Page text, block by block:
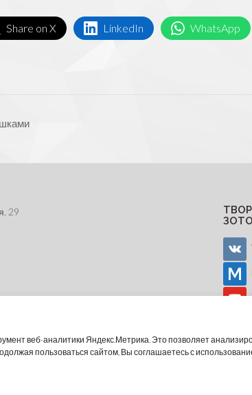
веб-аналитики Яндекс.Метрика. Это позволяет
пользоваться сайтом, Вы соглашаетесь с
Share on X LinkedIn WhatsApp
29